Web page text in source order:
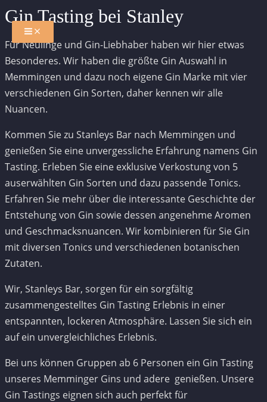
Zum
Inhalt
springen
MAIN
MENU
Gin Tasting bei Stanley
Für Neulinge und Gin-Liebhaber haben wir hier etwas
Besonderes. Wir haben die größte Gin Auswahl in
Memmingen und dazu noch eigene Gin Marke mit vier
verschiedenen Gin Sorten, daher kennen wir alle
Nuancen.
Kommen Sie zu Stanleys Bar nach Memmingen und
genießen Sie eine unvergessliche Erfahrung namens Gin
Tasting. Erleben Sie eine exklusive Verkostung von 5
auserwählten Gin Sorten und dazu passende Tonics.
Erfahren Sie mehr über die interessante Geschichte der
Entstehung von Gin sowie dessen angenehme Aromen
und Geschmacksnuancen. Wir kombinieren für Sie Gin
mit diversen Tonics und verschiedenen botanischen
Zutaten.
Wir, Stanleys Bar, sorgen für ein sorgfältig
zusammengestelltes Gin Tasting Erlebnis in einer
entspannten, lockeren Atmosphäre. Lassen Sie sich ein
auf ein unvergleichliches Erlebnis.
Bei uns können Gruppen ab 6 Personen ein Gin Tasting
unseres Memminger Gins und adere genießen. Unsere
Gin Tastings eignen sich auch perfekt für